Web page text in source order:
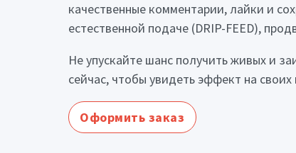
качественные комментарии, лайки и
естественной подаче (DRIP-FEED),
Не упускайте шанс получить живых и
сейчас, чтобы увидеть эффект на
Оформить заказ